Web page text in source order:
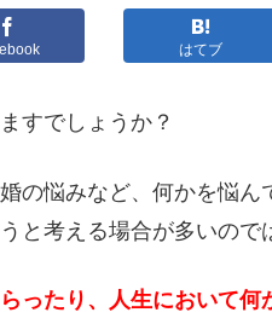
はてブ
すでしょうか？
の悩みなど、何かを悩
と考える場合が多いので
ったり、人生において